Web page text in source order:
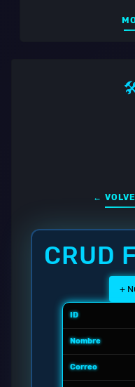
←
CRUD
+